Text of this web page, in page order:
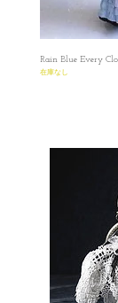
Rain Blue Every
在庫なし